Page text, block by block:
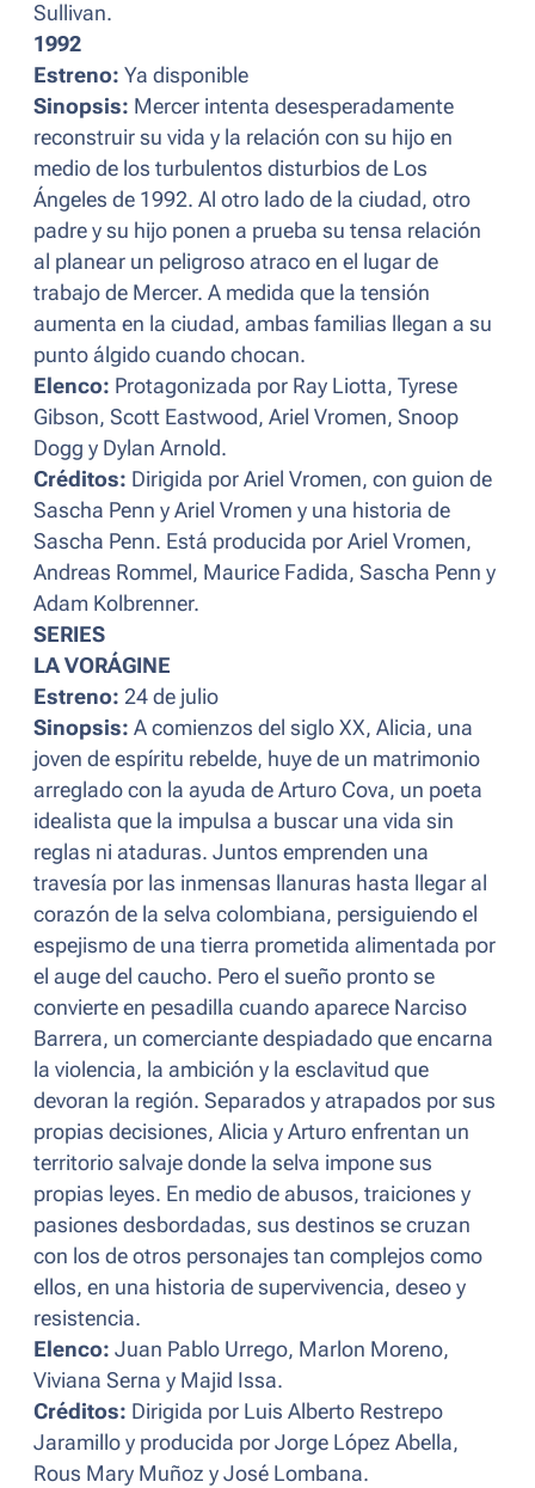
Sullivan.
1992
Estreno: Ya disponible
Sinopsis: Mercer intenta desesperadamente
reconstruir su vida y la relación con su hijo en
medio de los turbulentos disturbios de Los
Ángeles de 1992. Al otro lado de la ciudad, otro
padre y su hijo ponen a prueba su tensa relación
al planear un peligroso atraco en el lugar de
trabajo de Mercer. A medida que la tensión
aumenta en la ciudad, ambas familias llegan a su
punto álgido cuando chocan.
Elenco: Protagonizada por Ray Liotta, Tyrese
Gibson, Scott Eastwood, Ariel Vromen, Snoop
Dogg y Dylan Arnold.
Créditos: Dirigida por Ariel Vromen, con guion de
Sascha Penn y Ariel Vromen y una historia de
Sascha Penn. Está producida por Ariel Vromen,
Andreas Rommel, Maurice Fadida, Sascha Penn y
Adam Kolbrenner.
SERIES
LA VORÁGINE
Estreno: 24 de julio
Sinopsis: A comienzos del siglo XX, Alicia, una
joven de espíritu rebelde, huye de un matrimonio
arreglado con la ayuda de Arturo Cova, un poeta
idealista que la impulsa a buscar una vida sin
reglas ni ataduras. Juntos emprenden una
travesía por las inmensas llanuras hasta llegar al
corazón de la selva colombiana, persiguiendo el
espejismo de una tierra prometida alimentada por
el auge del caucho. Pero el sueño pronto se
convierte en pesadilla cuando aparece Narciso
Barrera, un comerciante despiadado que encarna
la violencia, la ambición y la esclavitud que
devoran la región. Separados y atrapados por sus
propias decisiones, Alicia y Arturo enfrentan un
territorio salvaje donde la selva impone sus
propias leyes. En medio de abusos, traiciones y
pasiones desbordadas, sus destinos se cruzan
con los de otros personajes tan complejos como
ellos, en una historia de supervivencia, deseo y
resistencia.
Elenco: Juan Pablo Urrego, Marlon Moreno,
Viviana Serna y Majid Issa.
Créditos: Dirigida por Luis Alberto Restrepo
Jaramillo y producida por Jorge López Abella,
Rous Mary Muñoz y José Lombana.